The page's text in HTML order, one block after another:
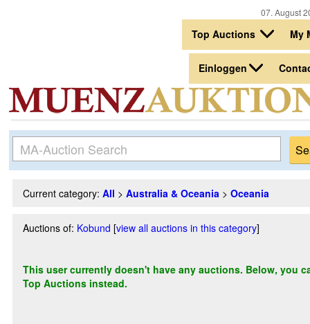
07. August
Top Auctions My
Einloggen
Current category: All > Australia & Oceania > Oceania
Auctions of: Kobund [view all auctions in this category]
This user currently doesn't have any auctions. Below, you
Top Auctions instead.